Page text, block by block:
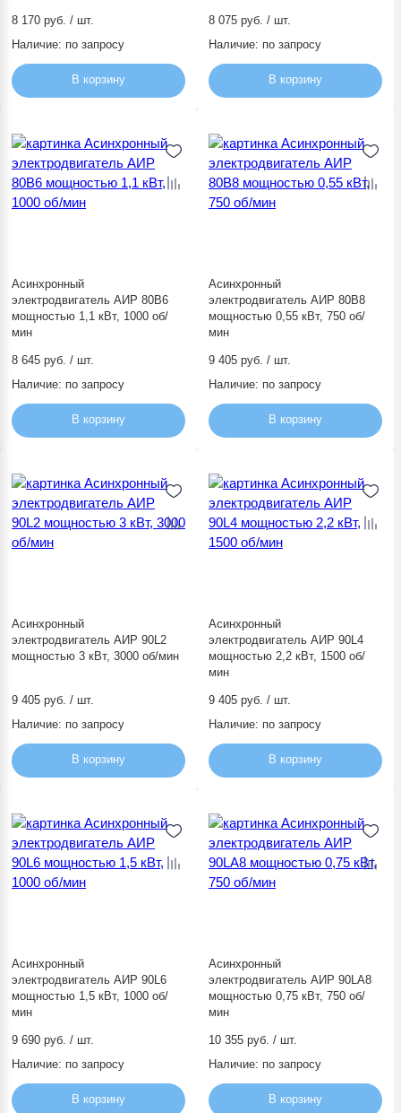
8 170 руб. / шт.
Наличие: по запросу
В корзину
8 075 руб. / шт.
Наличие: по запросу
В корзину
Асинхронный
электродвигатель АИР 80В6
мощностью 1,1 кВт, 1000 об/
мин
8 645 руб. / шт.
Наличие: по запросу
В корзину
Асинхронный
электродвигатель АИР 80В8
мощностью 0,55 кВт, 750 об/
мин
9 405 руб. / шт.
Наличие: по запросу
В корзину
Асинхронный
электродвигатель АИР 90L2
мощностью 3 кВт, 3000 об/мин
9 405 руб. / шт.
Наличие: по запросу
В корзину
Асинхронный
электродвигатель АИР 90L4
мощностью 2,2 кВт, 1500 об/
мин
9 405 руб. / шт.
Наличие: по запросу
В корзину
Асинхронный
электродвигатель АИР 90L6
мощностью 1,5 кВт, 1000 об/
мин
9 690 руб. / шт.
Наличие: по запросу
В корзину
Асинхронный
электродвигатель АИР 90LА8
мощностью 0,75 кВт, 750 об/
мин
10 355 руб. / шт.
Наличие: по запросу
В корзину